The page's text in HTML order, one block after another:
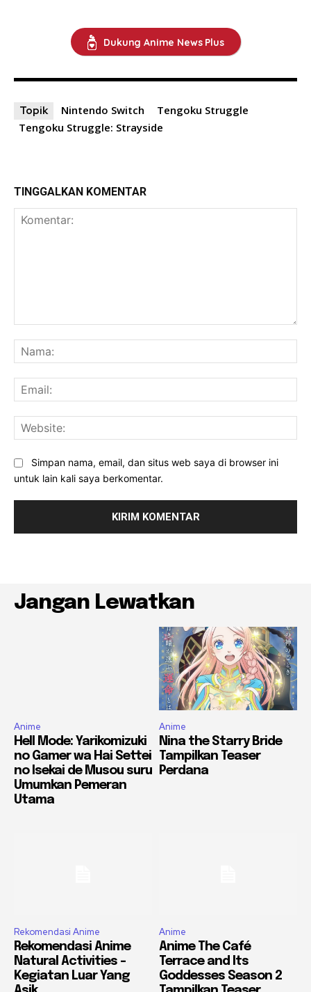
Dukung Anime News Plus
Topik Nintendo Switch
Tengoku Struggle
Tengoku Struggle: Strayside
TINGGALKAN KOMENTAR
Simpan nama, email, dan situs web saya di browser ini
untuk lain kali saya berkomentar.
Jangan Lewatkan
Anime
Hell Mode: Yarikomizuki
no Gamer wa Hai Settei
no Isekai de Musou suru
Umumkan Pemeran
Utama
Anime
Nina the Starry Bride
Tampilkan Teaser
Perdana
Rekomendasi Anime
Rekomendasi Anime
Natural Activities –
Kegiatan Luar Yang
Anime
Anime The Café
Terrace and Its
Goddesses Season 2